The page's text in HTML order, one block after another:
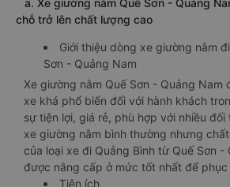
a. Xe giường nằm Quế Sơn - Quảng
chỗ trở lên chất lượng cao
Giới thiệu dòng xe giường nằm
Sơn - Quảng Nam
Xe giường nằm Quế Sơn - Quảng Nam
xe khá phổ biến đối với hành khách
sự tiện lợi, giá rẻ, phù hợp với nhiều
xe giường nằm bình thường nhưng
của loại xe đi Quảng Bình từ Quế Sơn -
được nâng cấp ở mức tốt nhất để phục
Tiện ích